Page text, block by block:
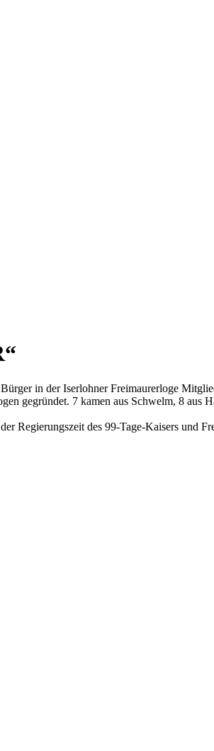
in der Iserlohner Freimaurerloge
gegründet. 7 kamen aus Schwelm, 8 aus
Regierungszeit des 99-Tage-Kaisers und